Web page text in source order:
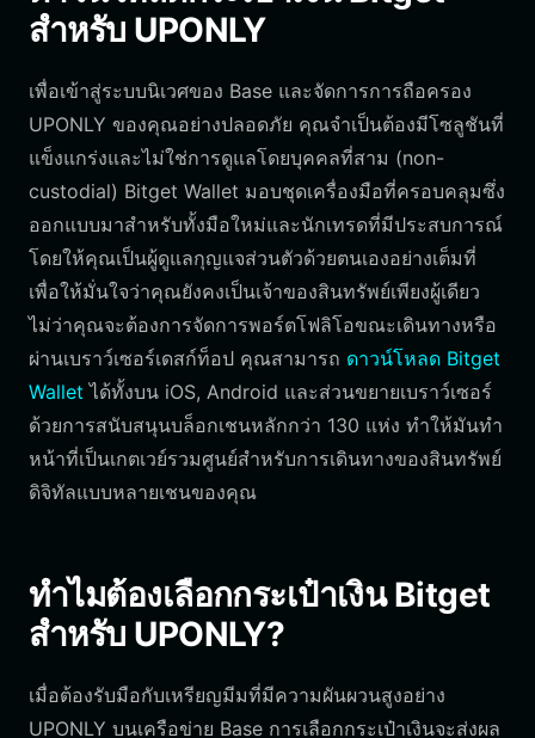
สำหรับ UPONLY
เพื่อเข้าสู่ระบบนิเวศของ Base และจัดการการถือครอง
UPONLY ของคุณอย่างปลอดภัย คุณจำเป็นต้องมีโซลูชันที่
แข็งแกร่งและไม่ใช่การดูแลโดยบุคคลที่สาม (non-
custodial) Bitget Wallet มอบชุดเครื่องมือที่ครอบคลุมซึ่ง
ออกแบบมาสำหรับทั้งมือใหม่และนักเทรดที่มีประสบการณ์
โดยให้คุณเป็นผู้ดูแลกุญแจส่วนตัวด้วยตนเองอย่างเต็มที่
เพื่อให้มั่นใจว่าคุณยังคงเป็นเจ้าของสินทรัพย์เพียงผู้เดียว
ไม่ว่าคุณจะต้องการจัดการพอร์ตโฟลิโอขณะเดินทางหรือ
ผ่านเบราว์เซอร์เดสก์ท็อป คุณสามารถ ดาวน์โหลด Bitget
Wallet ได้ทั้งบน iOS, Android และส่วนขยายเบราว์เซอร์
ด้วยการสนับสนุนบล็อกเชนหลักกว่า 130 แห่ง ทำให้มันทำ
หน้าที่เป็นเกตเวย์รวมศูนย์สำหรับการเดินทางของสินทรัพย์
ดิจิทัลแบบหลายเชนของคุณ
ทำไมต้องเลือกกระเป๋าเงิน Bitget
สำหรับ UPONLY?
เมื่อต้องรับมือกับเหรียญมีมที่มีความผันผวนสูงอย่าง
UPONLY บนเครือข่าย Base การเลือกกระเป๋าเงินจะส่งผล